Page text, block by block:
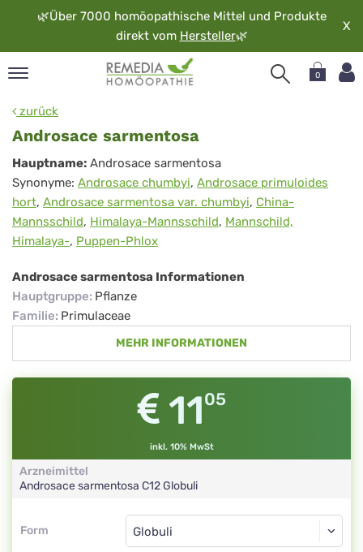
🌿Über 7000 homöopathische Mittel und Produkte
direkt vom Hersteller🌿
X
0
zurück
Androsace sarmentosa
Androsace
sarmentosa
Hauptname: Androsace sarmentosa
Synonyme: Androsace chumbyi, Androsace primuloides
hort, Androsace sarmentosa var. chumbyi, China-
Mannsschild, Himalaya-Mannsschild, Mannschild,
Himalaya-, Puppen-Phlox
Androsace sarmentosa Informationen
Hauptgruppe: Pflanze
Familie: Primulaceae
MEHR INFORMATIONEN
1105
inkl. 10% MwSt
Arzneimittel
Androsace sarmentosa C12Globuli
Form
Form